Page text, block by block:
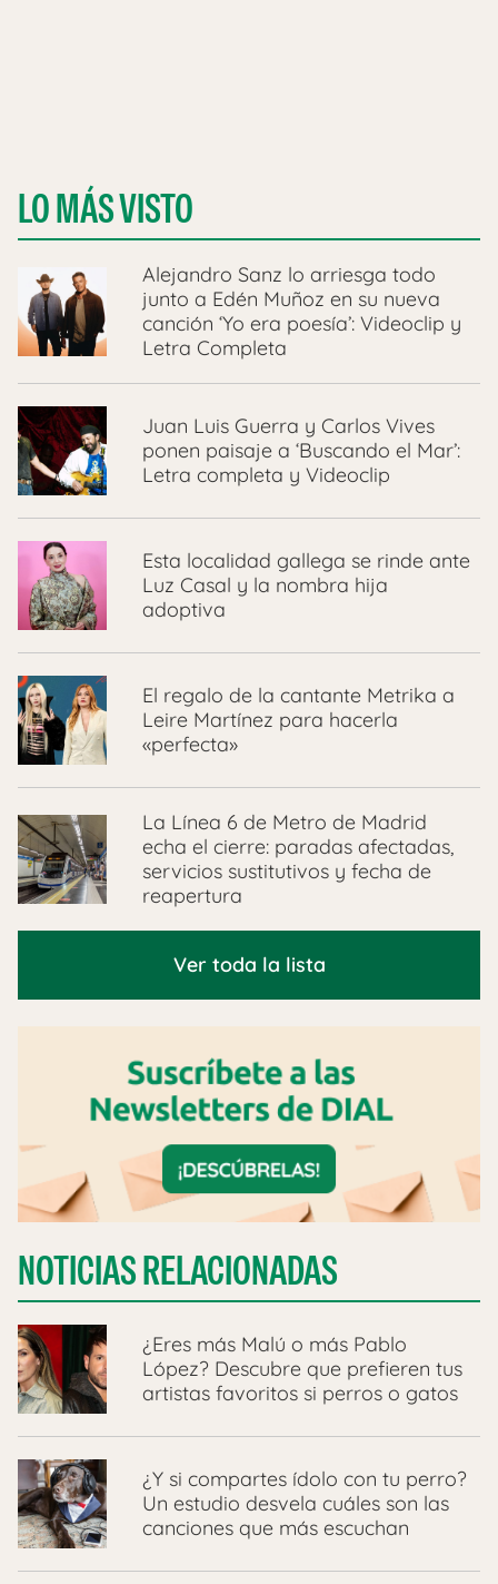
LO MÁS VISTO
Alejandro Sanz lo arriesga todo
junto a Edén Muñoz en su nueva
canción ‘Yo era poesía’: Videoclip y
Letra Completa
Juan Luis Guerra y Carlos Vives
ponen paisaje a ‘Buscando el Mar’:
Letra completa y Videoclip
Esta localidad gallega se rinde ante
Luz Casal y la nombra hija
adoptiva
El regalo de la cantante Metrika a
Leire Martínez para hacerla
«perfecta»
La Línea 6 de Metro de Madrid
echa el cierre: paradas afectadas,
servicios sustitutivos y fecha de
reapertura
Ver toda la lista
NOTICIAS RELACIONADAS
¿Eres más Malú o más Pablo
López? Descubre que prefieren tus
artistas favoritos si perros o gatos
¿Y si compartes ídolo con tu perro?
Un estudio desvela cuáles son las
canciones que más escuchan